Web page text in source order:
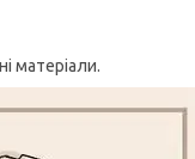
матеріали.